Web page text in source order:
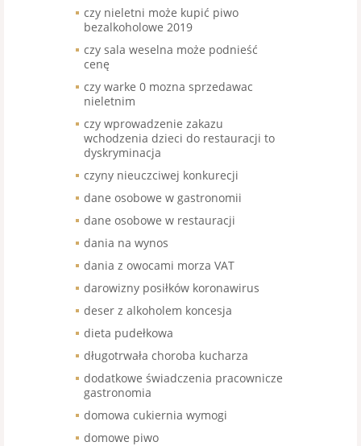
czy nieletni może kupić piwo
bezalkoholowe 2019
czy sala weselna może podnieść
cenę
czy warke 0 mozna sprzedawac
nieletnim
czy wprowadzenie zakazu
wchodzenia dzieci do restauracji to
dyskryminacja
czyny nieuczciwej konkurecji
dane osobowe w gastronomii
dane osobowe w restauracji
dania na wynos
dania z owocami morza VAT
darowizny posiłków koronawirus
deser z alkoholem koncesja
dieta pudełkowa
długotrwała choroba kucharza
dodatkowe świadczenia pracownicze
gastronomia
domowa cukiernia wymogi
domowe piwo